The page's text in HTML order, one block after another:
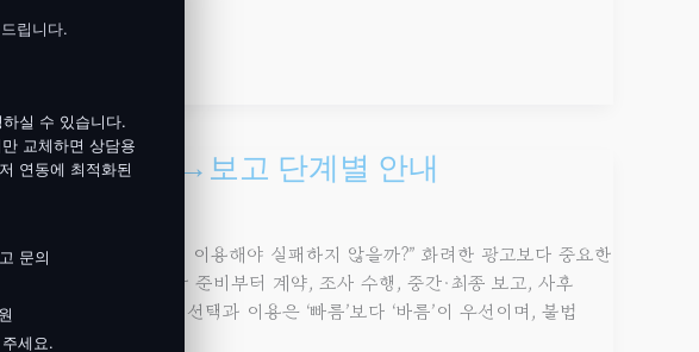
상담→조사→보고 단계별 안내
대전흥신소를 어떻게 이용해야 실패하지 않을까?” 화려한 광고보다 중요한
초보 의뢰인이 상담 준비부터 계약, 조사 수행, 중간·최종 보고, 사후
입니다. 대전흥신소 선택과 이용은 ‘빠름’보다 ‘바름’이 우선이며, 불법
립니다.
실 수 있습니다.
교체하면 상담용
연동에 최적화된
문의
세요.